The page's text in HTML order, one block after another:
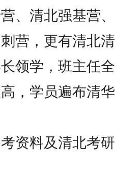
、清北强基营
营，更有清北
领学，班主任
，学员遍布清
资料及清北考